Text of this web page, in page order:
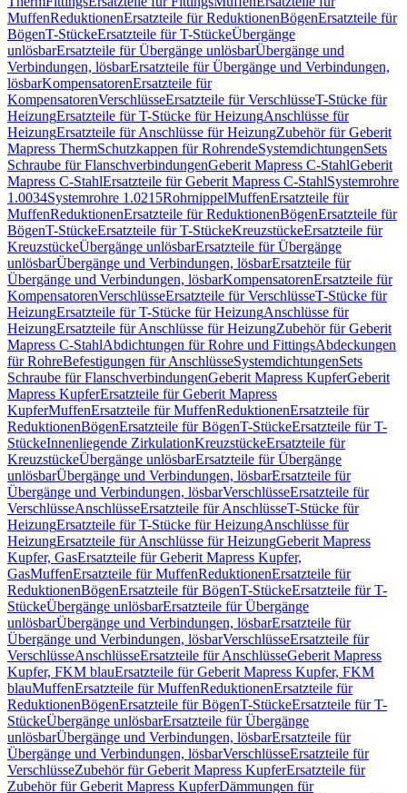
MuffenReduktionenErsatzteile für ReduktionenBögenErsatzteile für
BögenT-StückeErsatzteile für T-StückeÜbergänge
unlösbarErsatzteile für Übergänge unlösbarÜbergänge und
Verbindungen, lösbarErsatzteile für Übergänge und Verbindungen,
lösbarKompensatorenErsatzteile für
KompensatorenVerschlüsseErsatzteile für VerschlüsseT-Stücke für
HeizungErsatzteile für T-Stücke für HeizungAnschlüsse für
HeizungErsatzteile für Anschlüsse für HeizungZubehör für Geberit
Mapress ThermSchutzkappen für RohrendeSystemdichtungenSets
Schraube für FlanschverbindungenGeberit Mapress C-StahlGeberit
Mapress C-StahlErsatzteile für Geberit Mapress C-StahlSystemrohre
1.0034Systemrohre 1.0215RohrnippelMuffenErsatzteile für
MuffenReduktionenErsatzteile für ReduktionenBögenErsatzteile für
BögenT-StückeErsatzteile für T-StückeKreuzstückeErsatzteile für
KreuzstückeÜbergänge unlösbarErsatzteile für Übergänge
unlösbarÜbergänge und Verbindungen, lösbarErsatzteile für
Übergänge und Verbindungen, lösbarKompensatorenErsatzteile für
KompensatorenVerschlüsseErsatzteile für VerschlüsseT-Stücke für
HeizungErsatzteile für T-Stücke für HeizungAnschlüsse für
HeizungErsatzteile für Anschlüsse für HeizungZubehör für Geberit
Mapress C-StahlAbdichtungen für Rohre und FittingsAbdeckungen
für RohreBefestigungen für AnschlüsseSystemdichtungenSets
Schraube für FlanschverbindungenGeberit Mapress KupferGeberit
Mapress KupferErsatzteile für Geberit Mapress
KupferMuffenErsatzteile für MuffenReduktionenErsatzteile für
ReduktionenBögenErsatzteile für BögenT-StückeErsatzteile für T-
StückeInnenliegende ZirkulationKreuzstückeErsatzteile für
KreuzstückeÜbergänge unlösbarErsatzteile für Übergänge
unlösbarÜbergänge und Verbindungen, lösbarErsatzteile für
Übergänge und Verbindungen, lösbarVerschlüsseErsatzteile für
VerschlüsseAnschlüsseErsatzteile für AnschlüsseT-Stücke für
HeizungErsatzteile für T-Stücke für HeizungAnschlüsse für
HeizungErsatzteile für Anschlüsse für HeizungGeberit Mapress
Kupfer, GasErsatzteile für Geberit Mapress Kupfer,
GasMuffenErsatzteile für MuffenReduktionenErsatzteile für
ReduktionenBögenErsatzteile für BögenT-StückeErsatzteile für T-
StückeÜbergänge unlösbarErsatzteile für Übergänge
unlösbarÜbergänge und Verbindungen, lösbarErsatzteile für
Übergänge und Verbindungen, lösbarVerschlüsseErsatzteile für
VerschlüsseAnschlüsseErsatzteile für AnschlüsseGeberit Mapress
Kupfer, FKM blauErsatzteile für Geberit Mapress Kupfer, FKM
blauMuffenErsatzteile für MuffenReduktionenErsatzteile für
ReduktionenBögenErsatzteile für BögenT-StückeErsatzteile für T-
StückeÜbergänge unlösbarErsatzteile für Übergänge
unlösbarÜbergänge und Verbindungen, lösbarErsatzteile für
Übergänge und Verbindungen, lösbarVerschlüsseErsatzteile für
VerschlüsseZubehör für Geberit Mapress KupferErsatzteile für
Zubehör für Geberit Mapress KupferDämmungen für